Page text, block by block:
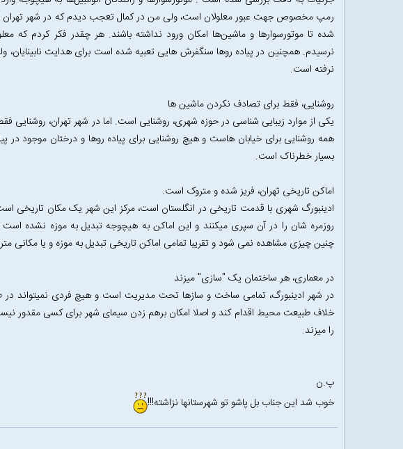
رمپ مخصوص جهت عبور معلولان است، ولی من در کمال تعجب دیدم که در شهر تهران در
شده تا موتورسوارها و ماشین‌ها امکان ورود نداشته باشند. هر چقدر فکر کردم که
نرسیدم. همچنین در پیاده رو‌ها سنگفرش هایی تعبیه شده است برای هدایت نابینایان،
نرفته است.
روشنایی، فقط برای تصادف نکردن ماشین ها
یکی از موارد زیبایی شناسی در حوزه شهری، روشنایی است. اما در شهر تهران،
همه روشنایی برای خیابان هاست و هیچ روشنایی برای پیاده روها و درختان موجود در
بسیار خطرناک است.
اماکن تاریخی تهران، فریز شده و متروک است.
ادینبورگ شهری با قدمت تاریخی در انگلستان است، مرکز این شهر یک مکان تاریخی
روزمره شان را در آن سپری میکنند و این اماکن به هیچوجه تبدیل به موزه نشده است
چنین چیزی مشاهده نمی شود و تقریبا تمامی اماکن تاریخی تبدیل به موزه و یا مکانی
در معماری، هر ساختمان یک "سازی" میزند
در شهر ادینبورگ، تمامی ساخت و سازها تحت مدیریت است و هیچ فردی نمیتواند در
خلاف طبیعت محیط اقدام کند و اصلا امکان برهم زدن سیمای شهر برای کسی مقدور
را میزند.
پ.ن
خوب شد این جناب بل پاشو تو شهرستانها نزاشته!!!